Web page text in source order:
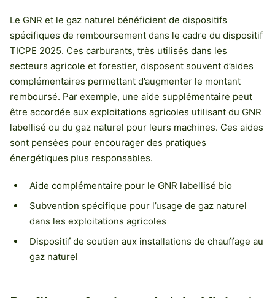
Le GNR et le gaz naturel bénéficient de dispositifs
spécifiques de remboursement dans le cadre du dispositif
TICPE 2025. Ces carburants, très utilisés dans les
secteurs agricole et forestier, disposent souvent d’aides
complémentaires permettant d’augmenter le montant
remboursé. Par exemple, une aide supplémentaire peut
être accordée aux exploitations agricoles utilisant du GNR
labellisé ou du gaz naturel pour leurs machines. Ces aides
sont pensées pour encourager des pratiques
énergétiques plus responsables.
Aide complémentaire pour le GNR labellisé bio
Subvention spécifique pour l’usage de gaz naturel
dans les exploitations agricoles
Dispositif de soutien aux installations de chauffage au
gaz naturel